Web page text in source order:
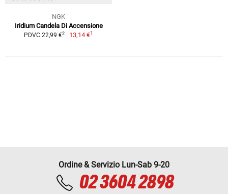
NGK
Iridium Candela Di Accensione
PDVC 22,99 €2 13,14 €1
Ordine & Servizio Lun-Sab 9-20
02 3604 2898